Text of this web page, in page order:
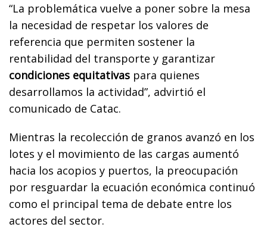
“La problemática vuelve a poner sobre la mesa
la necesidad de respetar los valores de
referencia que permiten sostener la
rentabilidad del transporte y garantizar
condiciones equitativas para quienes
desarrollamos la actividad”, advirtió el
comunicado de Catac.
Mientras la recolección de granos avanzó en los
lotes y el movimiento de las cargas aumentó
hacia los acopios y puertos, la preocupación
por resguardar la ecuación económica continuó
como el principal tema de debate entre los
actores del sector.